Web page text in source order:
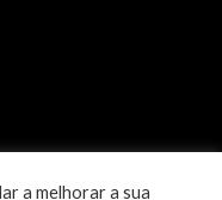
a melhorar a sua